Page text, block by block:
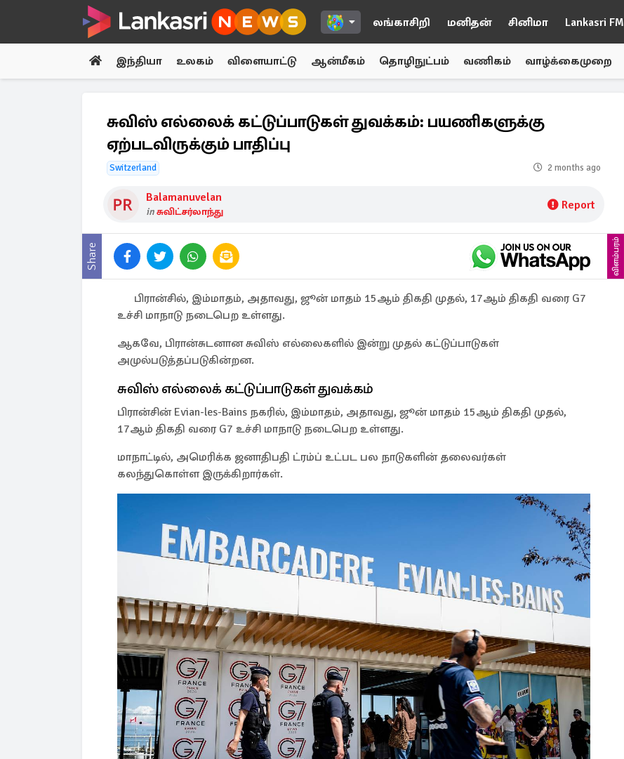
லங்காசிறி மனிதன் சினிமா Lankasri FM
இந்தியா உலகம் விளையாட்டு ஆன்மீகம் தொழிநுட்பம் வணிகம் வாழ்க்கைமுறை
சுவிஸ் எல்லைக் கட்டுப்பாடுகள் துவக்கம்: பயணிகளுக்கு
ஏற்படவிருக்கும் பாதிப்பு
Switzerland 2 months ago
Balamanuvelan
inசுவிட்சர்லாந்து Report
Share விளம்பரம்
பிரான்சில், இம்மாதம், அதாவது, ஜூன் மாதம் 15ஆம் திகதி முதல், 17ஆம் திகதி வரை G7
உச்சி மாநாடு நடைபெற உள்ளது.
ஆகவே, பிரான்சுடனான சுவிஸ் எல்லைகளில் இன்று முதல் கட்டுப்பாடுகள்
அமுல்படுத்தப்படுகின்றன.
சுவிஸ் எல்லைக் கட்டுப்பாடுகள் துவக்கம்
பிரான்சின் Evian-les-Bains நகரில், இம்மாதம், அதாவது, ஜூன் மாதம் 15ஆம் திகதி முதல்,
17ஆம் திகதி வரை G7 உச்சி மாநாடு நடைபெற உள்ளது.
மாநாட்டில், அமெரிக்க ஜனாதிபதி ட்ரம்ப் உட்பட பல நாடுகளின் தலைவர்கள்
கலந்துகொள்ள இருக்கிறார்கள்.